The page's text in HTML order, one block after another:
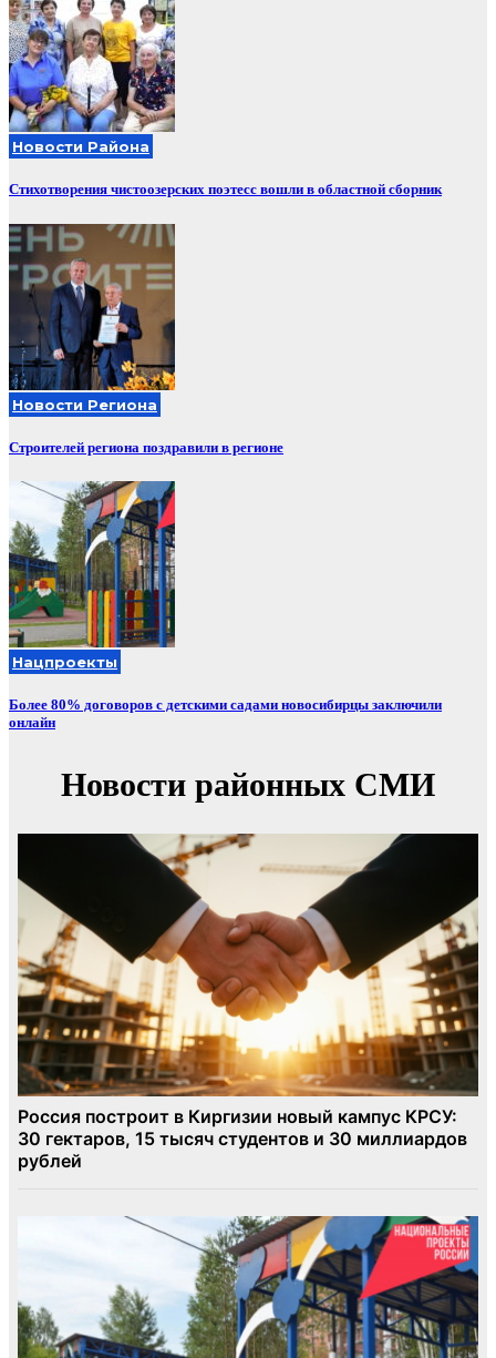
Новости Района
Стихотворения чистоозерских поэтесс вошли в областной сборник
Новости Региона
Строителей региона поздравили в регионе
Нацпроекты
Более 80% договоров с детскими садами новосибирцы заключили
онлайн